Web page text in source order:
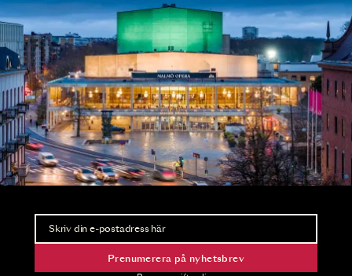
Nyhetsbrev
Ta del av förhandsinformation och biljettsläpp.
Prenumerera på nyhetsbrev